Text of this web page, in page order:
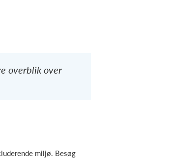
overblik over
miljø. Besøg